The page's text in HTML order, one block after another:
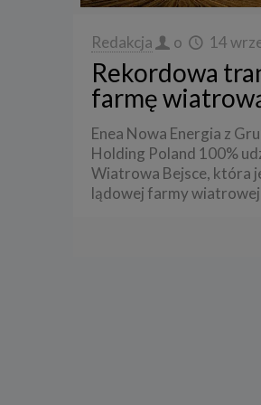
Redakcja o 14
Rekordowa
farmę
Enea Nowa Energia z
Holding Poland 100%
Wiatrowa Bejsce, która
lądowej farmy